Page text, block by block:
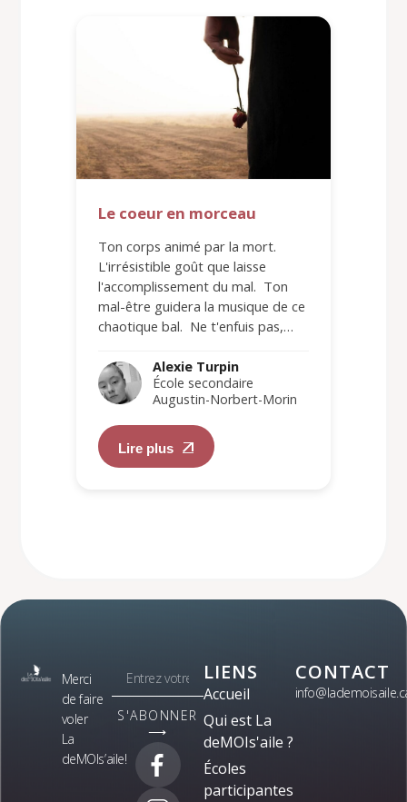
Le coeur en morceau
Ton corps animé par la mort.
L'irrésistible goût que laisse
l'accomplissement du mal. Ton
mal-être guidera la musique de ce
chaotique bal. Ne t'enfuis pas,…
Alexie Turpin
École secondaire
Augustin-Norbert-Morin
Lire plus
Merci
de faire
voler
La
deMOIs’aile!
S'ABONNER
⟶
LIENS
Accueil
Qui est La
deMOIs'aile ?
Écoles
participantes
CONTACT